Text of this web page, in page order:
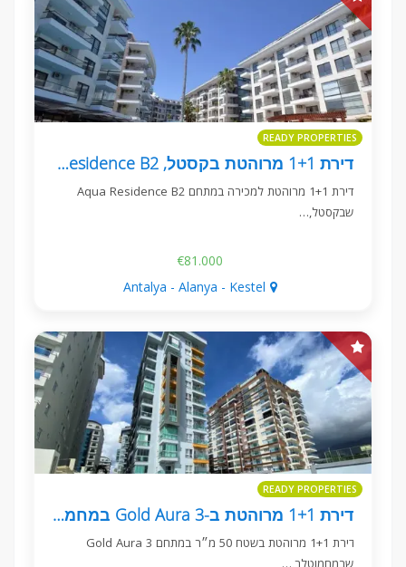
READY PROPERTIES
דירת 1+1 מרוהטת בקסטל, Aqua Residence B2
דירת 1+1 מרוהטת למכירה במתחם Aqua Residence B2
שבקסטל,…
€81.000
Antalya - Alanya - Kestel
READY PROPERTIES
דירת 1+1 מרוהטת ב-Gold Aura 3 במחמוטלר, אלניה
דירת 1+1 מרוהטת בשטח 50 מ״ר במתחם Gold Aura 3
שבמחמוטלר,…